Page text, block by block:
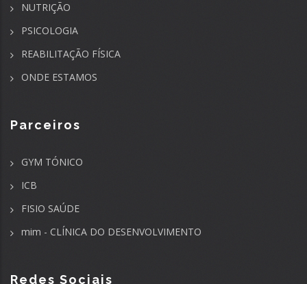
NUTRIÇÃO
PSICOLOGIA
REABILITAÇÃO FÍSICA
ONDE ESTAMOS
Parceiros
GYM TÓNICO
ICB
FISIO SAÚDE
mim - CLÍNICA DO DESENVOLVIMENTO
Redes Sociais